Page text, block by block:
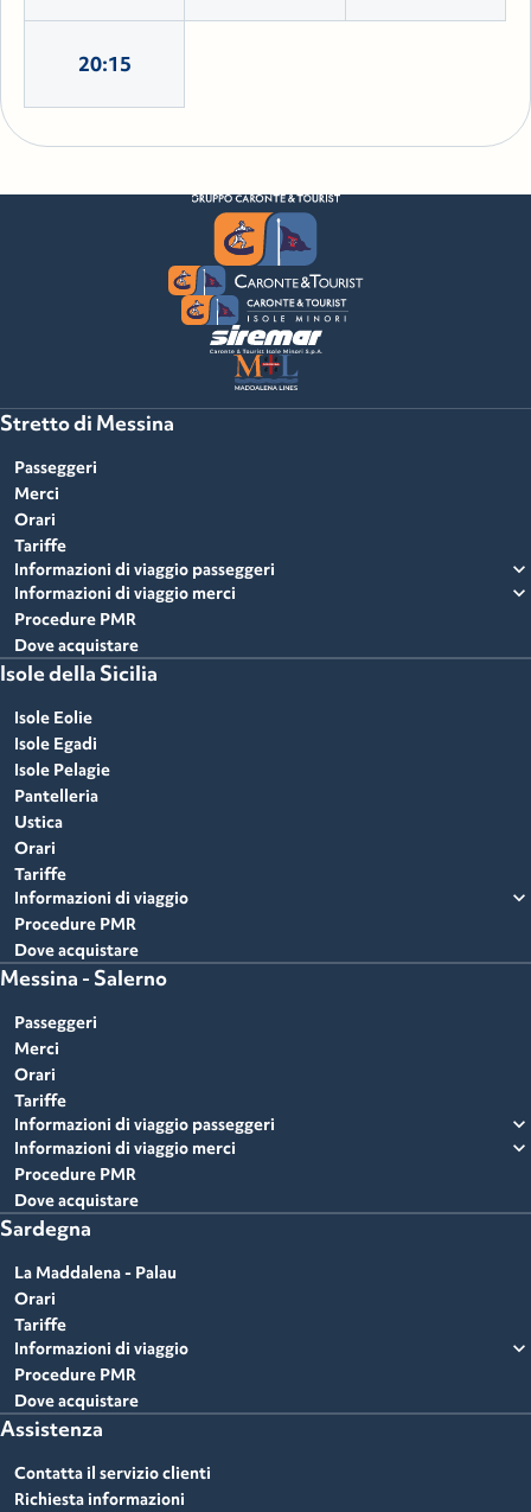
20:15
Stretto di Messina
Passeggeri
Merci
Orari
Tariffe
Informazioni di viaggio passeggeri
expand_more
Informazioni di viaggio merci expand_more
Procedure PMR
Dove acquistare
Isole della Sicilia
Isole Eolie
Isole Egadi
Isole Pelagie
Pantelleria
Ustica
Orari
Tariffe
Informazioni di viaggio
expand_more
Procedure PMR
Dove acquistare
Messina - Salerno
Passeggeri
Merci
Orari
Tariffe
Informazioni di viaggio passeggeri
expand_more
Informazioni di viaggio merci expand_more
Procedure PMR
Dove acquistare
Sardegna
La Maddalena - Palau
Orari
Tariffe
Informazioni di viaggio
expand_more
Procedure PMR
Dove acquistare
Assistenza
Contatta il servizio clienti
Richiesta informazioni